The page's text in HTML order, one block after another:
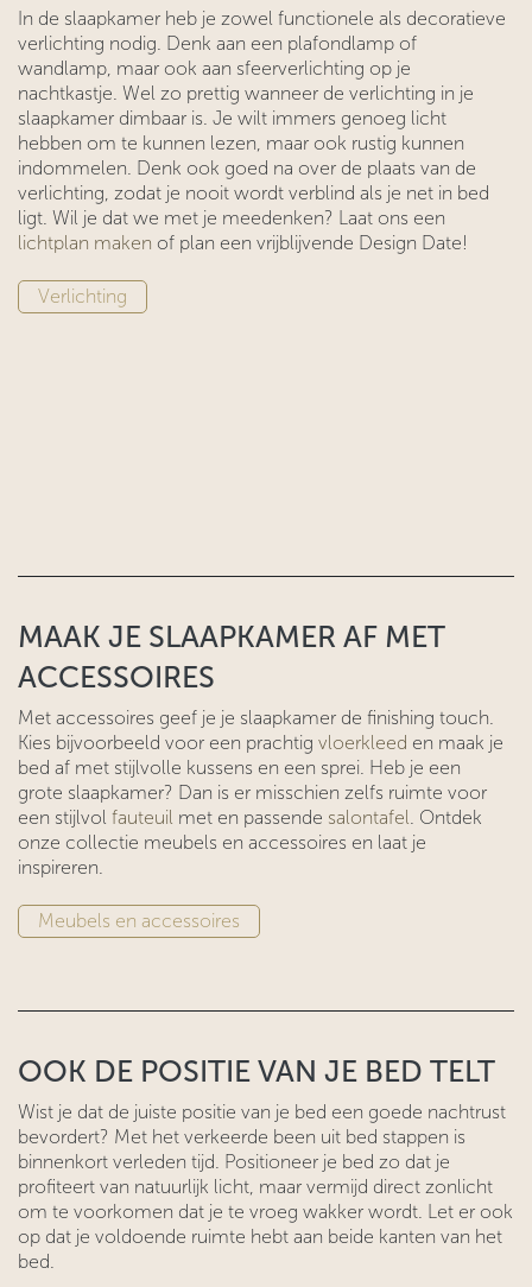
In de slaapkamer heb je zowel functionele als decoratieve
verlichting nodig. Denk aan een plafondlamp of
wandlamp, maar ook aan sfeerverlichting op je
nachtkastje. Wel zo prettig wanneer de verlichting in je
slaapkamer dimbaar is. Je wilt immers genoeg licht
hebben om te kunnen lezen, maar ook rustig kunnen
indommelen. Denk ook goed na over de plaats van de
verlichting, zodat je nooit wordt verblind als je net in bed
ligt. Wil je dat we met je meedenken? Laat ons een
lichtplan maken of plan een vrijblijvende Design Date!
Verlichting
MAAK JE SLAAPKAMER AF MET
ACCESSOIRES
Met accessoires geef je je slaapkamer de finishing touch.
Kies bijvoorbeeld voor een prachtig vloerkleed en maak je
bed af met stijlvolle kussens en een sprei. Heb je een
grote slaapkamer? Dan is er misschien zelfs ruimte voor
een stijlvol fauteuil met en passende salontafel. Ontdek
onze collectie meubels en accessoires en laat je
inspireren.
​​Meubels en accessoires
OOK DE POSITIE VAN JE BED TELT
Wist je dat de juiste positie van je bed een goede nachtrust
bevordert? Met het verkeerde been uit bed stappen is
binnenkort verleden tijd. Positioneer je bed zo dat je
profiteert van natuurlijk licht, maar vermijd direct zonlicht
om te voorkomen dat je te vroeg wakker wordt. Let er ook
op dat je voldoende ruimte hebt aan beide kanten van het
bed.